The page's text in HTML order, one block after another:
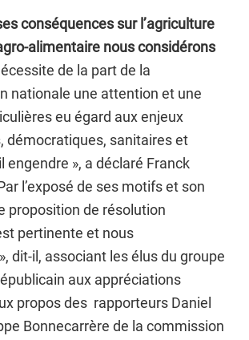
conséquences sur l’agriculture
alimentaire nous considérons
de la part de la
nationale une attention et une
eu égard aux enjeux
démocratiques, sanitaires et
engendre », a déclaré Franck
l’exposé de ses motifs et son
proposition de résolution
pertinente et nous
dit-il, associant les élus du groupe
aux appréciations
propos des rapporteurs Daniel
Bonnecarrère de la commission